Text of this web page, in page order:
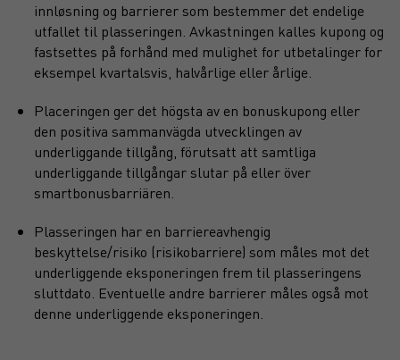
innløsning og barrierer som bestemmer det endelige
utfallet til plasseringen. Avkastningen kalles kupong og
fastsettes på forhånd med mulighet for utbetalinger for
eksempel kvartalsvis, halvårlige eller årlige.
Placeringen ger det högsta av en bonuskupong eller
den positiva sammanvägda utvecklingen av
underliggande tillgång, förutsatt att samtliga
underliggande tillgångar slutar på eller över
smartbonusbarriären.
Plasseringen har en barriereavhengig
beskyttelse/risiko (risikobarriere) som måles mot det
underliggende eksponeringen frem til plasseringens
sluttdato. Eventuelle andre barrierer måles også mot
denne underliggende eksponeringen.